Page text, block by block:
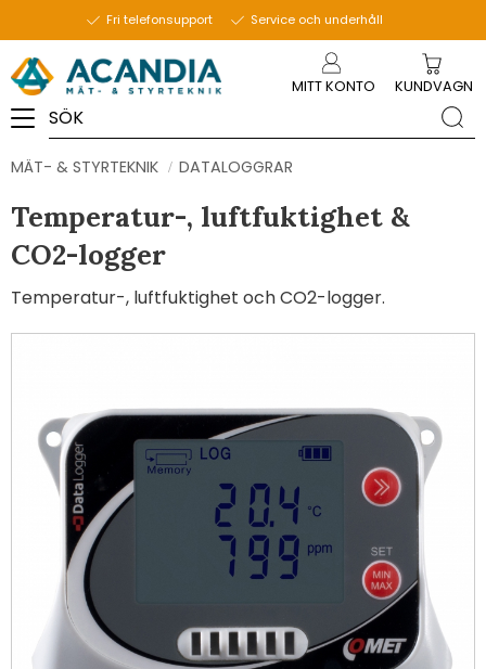
Fri telefonsupport Service och underhåll
MITT KONTO KUNDVAGN
MÄT- & STYRTEKNIK DATALOGGRAR
Temperatur-, luftfuktighet &
CO2-logger
Temperatur-, luftfuktighet och CO2-logger.